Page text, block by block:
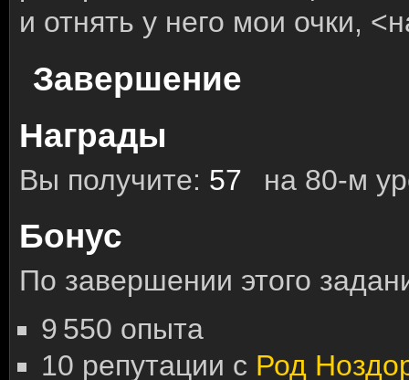
и отнять у него мои очки,
Завершение
Награды
Вы получите: 57 на 80-м
Бонус
По завершении этого
9 550 опыта
10 репутации с Род